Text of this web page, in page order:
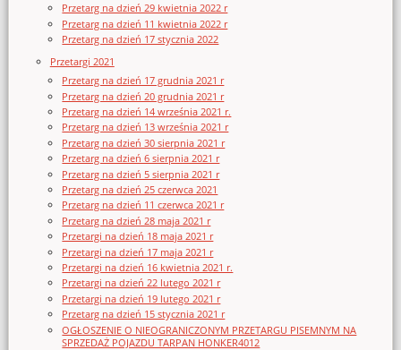
Przetarg na dzień 29 kwietnia 2022 r
Przetarg na dzień 11 kwietnia 2022 r
Przetarg na dzień 17 stycznia 2022
Przetargi 2021
Przetarg na dzień 17 grudnia 2021 r
Przetarg na dzień 20 grudnia 2021 r
Przetarg na dzień 14 września 2021 r.
Przetarg na dzień 13 września 2021 r
Przetarg na dzień 30 sierpnia 2021 r
Przetarg na dzień 6 sierpnia 2021 r
Przetarg na dzień 5 sierpnia 2021 r
Przetarg na dzień 25 czerwca 2021
Przetarg na dzień 11 czerwca 2021 r
Przetarg na dzień 28 maja 2021 r
Przetargi na dzień 18 maja 2021 r
Przetargi na dzień 17 maja 2021 r
Przetargi na dzień 16 kwietnia 2021 r.
Przetargi na dzień 22 lutego 2021 r
Przetargi na dzień 19 lutego 2021 r
Przetarg na dzień 15 stycznia 2021 r
OGŁOSZENIE O NIEOGRANICZONYM PRZETARGU PISEMNYM NA
SPRZEDAŻ POJAZDU TARPAN HONKER4012